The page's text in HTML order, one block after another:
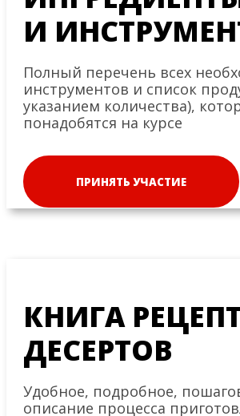
И
Полный перечень всех
инструментов и список
указанием количества),
понадобятся на курсе
ПРИНЯТЬ УЧАСТИЕ
КНИГА
ДЕСЕРТОВ
Удобное, подробное,
описание процесса